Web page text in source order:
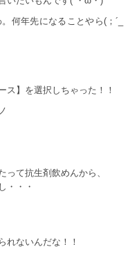
何年先になることやら(；´_
ス】を選択しちゃった！！
って抗生剤飲めんから、
・・・
れないんだな！！